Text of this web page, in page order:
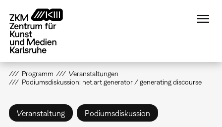
zum
Inhalt
Programm
Veranstaltungen
Podiumsdiskussion: net.art generator / generating discourse
Veranstaltung Podiumsdiskussion